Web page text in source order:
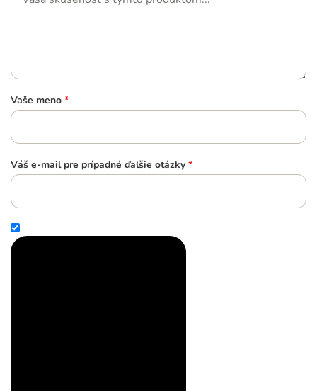
Vaše meno *
Váš e-mail pre prípadné ďalšie otázky *